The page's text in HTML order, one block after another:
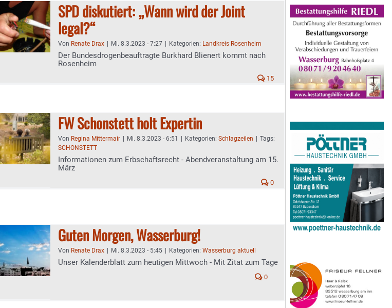
SPD diskutiert: „Wann wird der Joint
legal?“
Von Renate Drax Mi. 8.3.2023 - 7:27 Kategorien: Landkreis Rosenheim
Der Bundesdrogenbeauftragte Burkhard Blienert kommt nach
Rosenheim
15
FW Schonstett holt Expertin
Von Regina Mittermair Mi. 8.3.2023 - 6:51 Kategorien: Schlagzeilen
Tags:
SCHONSTETT
Informationen zum Erbschaftsrecht - Abendveranstaltung am 15.
März
0
Guten Morgen, Wasserburg!
Von Renate Drax Mi. 8.3.2023 - 5:45 Kategorien: Wasserburg aktuell
Unser Kalenderblatt zum heutigen Mittwoch - Mit Zitat zum Tage
0